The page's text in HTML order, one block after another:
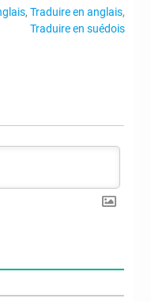
,Traduire en anglais,
Traduire en suédois